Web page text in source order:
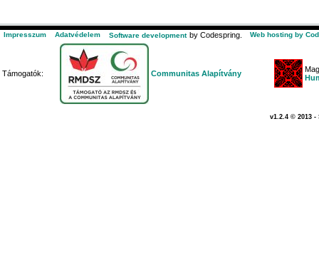
Impresszum Adatvédelem Software development by Codespring. Web hosting by
Támogatók: Communitas Alapítvány
v1.2.4 © 2013